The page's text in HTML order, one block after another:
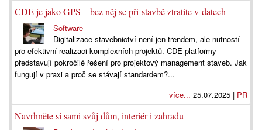
CDE je jako GPS – bez něj se při stavbě ztratíte v datech
Software
Digitalizace stavebnictví není jen trendem, ale nutností
pro efektivní realizaci komplexních projektů. CDE platformy
představují pokročilé řešení pro projektový management staveb. Jak
fungují v praxi a proč se stávají standardem?...
více... 25.07.2025 | PR
Navrhněte si sami svůj dům, interiér i zahradu